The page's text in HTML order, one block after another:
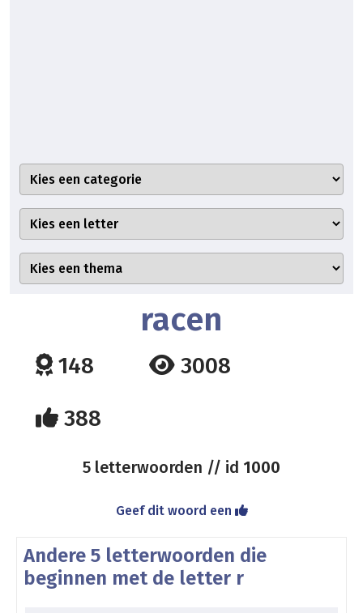
racen
148
3008
388
5 letterwoorden // id 1000
Geef dit woord een
Andere 5 letterwoorden die
beginnen met de letter r